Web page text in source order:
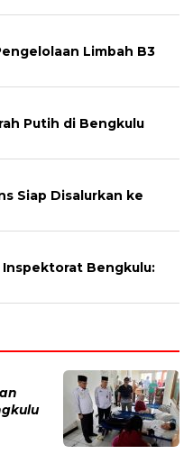
Limbah B3
Putih di Bengkulu
Siap Disalurkan ke
Inspektorat Bengkulu: